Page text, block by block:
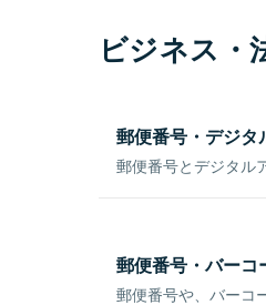
ビジネス・
郵便番号・デジタ
郵便番号とデジタル
郵便番号・バーコ
郵便番号や、バーコ